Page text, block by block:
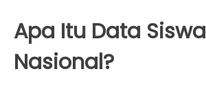
Apa Itu Data Siswa
Nasional?